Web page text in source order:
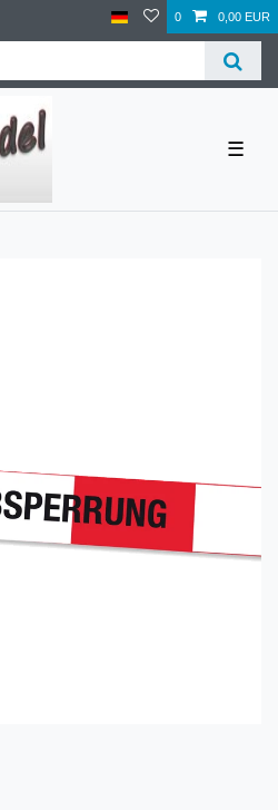
0 0,00 EUR
☰